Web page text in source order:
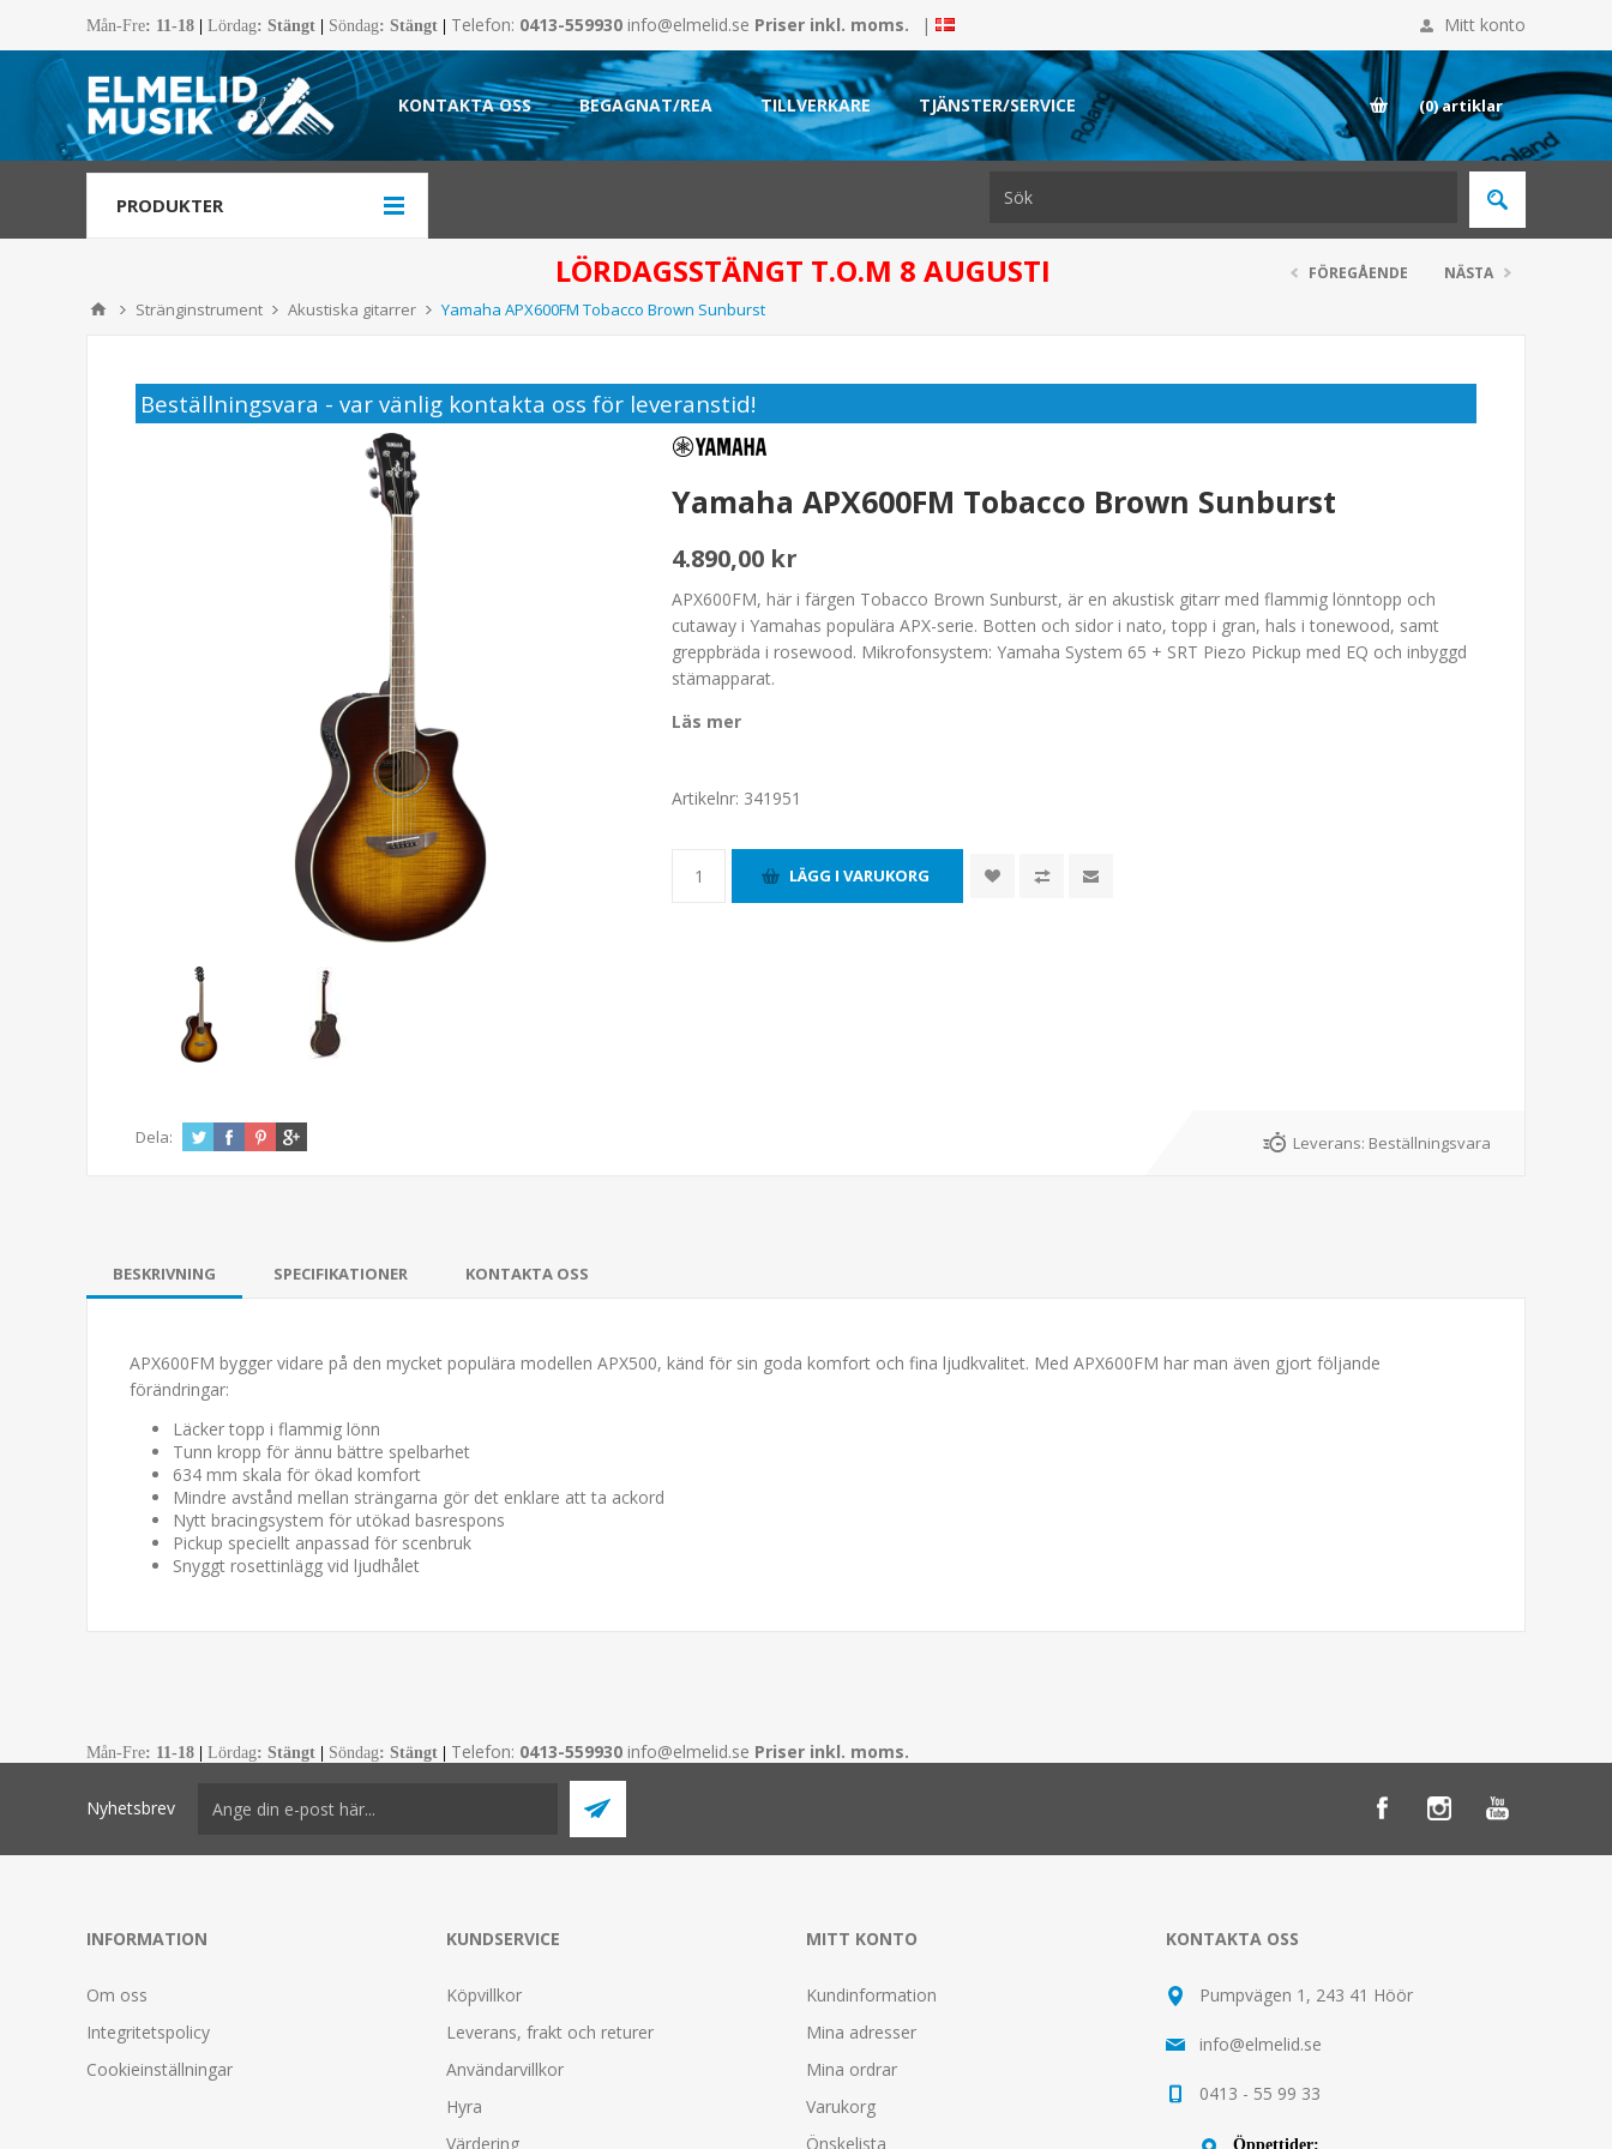
Mån-Fre: 11-18 Lördag: Stängt Söndag: Stängt Telefon: 0413-559930 info@elmelid.se Priser inkl. moms. | Mitt konto
KONTAKTA OSS BEGAGNAT/REA TILLVERKARE TJÄNSTER/SERVICE (0)artiklar
PRODUKTER
LÖRDAGSSTÄNGT T.O.M 8 AUGUSTI
Stränginstrument Akustiska gitarrer Yamaha APX600FM Tobacco Brown Sunburst
FÖREGÅENDE NÄSTA
Beställningsvara - var vänlig kontakta oss för leveranstid!
Yamaha APX600FM Tobacco Brown Sunburst
4.890,00 kr
APX600FM, här i färgen Tobacco Brown Sunburst, är en akustisk gitarr med flammig lönntopp och
cutaway i Yamahas populära APX-serie. Botten och sidor i nato, topp i gran, hals i tonewood, samt
greppbräda i rosewood. Mikrofonsystem: Yamaha System 65 + SRT Piezo Pickup med EQ och inbyggd
stämapparat.
Läs mer
Artikelnr: 341951
Dela: Leverans: Beställningsvara
BESKRIVNING SPECIFIKATIONER KONTAKTA OSS
APX600FM bygger vidare på den mycket populära modellen APX500, känd för sin goda komfort och fina ljudkvalitet. Med APX600FM har man även gjort följande
förändringar:
Läcker topp i flammig lönn
Tunn kropp för ännu bättre spelbarhet
634 mm skala för ökad komfort
Mindre avstånd mellan strängarna gör det enklare att ta ackord
Nytt bracingsystem för utökad basrespons
Pickup speciellt anpassad för scenbruk
Snyggt rosettinlägg vid ljudhålet
Mån-Fre: 11-18 Lördag: Stängt Söndag: Stängt Telefon: 0413-559930 info@elmelid.se Priser inkl. moms.
Nyhetsbrev
INFORMATION
Om oss
Integritetspolicy
Cookieinställningar
KUNDSERVICE
Köpvillkor
Leverans, frakt och returer
Användarvillkor
Hyra
Värdering
MITT KONTO
Kundinformation
Mina adresser
Mina ordrar
Varukorg
Önskelista
KONTAKTA OSS
Pumpvägen 1, 243 41 Höör
info@elmelid.se
0413 - 55 99 33
Öppettider: